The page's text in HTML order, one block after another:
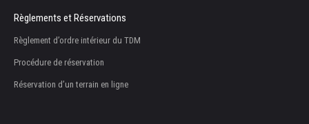
Règlements et Réservations
Règlement d’ordre intérieur du TDM
Procédure de réservation
Réservation d’un terrain en ligne